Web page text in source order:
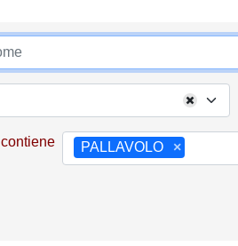
contiene ×
PALLAVOLO